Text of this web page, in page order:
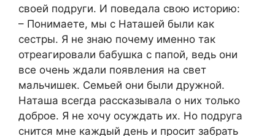
своей подруги. И поведала свою историю:
– Понимаете, мы с Наташей были как
сестры. Я не знаю почему именно так
отреагировали бабушка с папой, ведь они
все очень ждали появления на свет
мальчишек. Семьей они были дружной.
Наташа всегда рассказывала о них только
доброе. Я не хочу осуждать их. Но подруга
снится мне каждый день и просит забрать